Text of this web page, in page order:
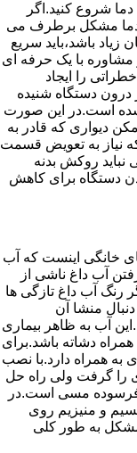
شروع کنید.اگر
دما مشکل برطرف می
باشد،باید سریع
مشاوره با یک حرفه ای
را ایجاد
دستگاه شنیده
شده است.در این صورت
دیواری که قادر به
نیاز به تعویض قسمت
نباید روکش بدنه
دستگاه برای کاهش
خانگی اینست که آب
آب داغ ناشی از
رنگ آب داغ تازگی ها
منشا آن
آب به ظاهر بیماری
دشاته باشد.برای
همراه دارد.با نصب
را گرفت ولی راه حل
فرسوده مسی است.در
و منیزیم روی
به طور کلی